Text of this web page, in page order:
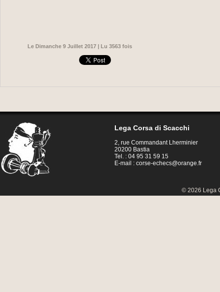
Le Dimanche 9 Juillet 2017 | Lu 3563 fois
Lega Corsa di Scacchi
2, rue Commandant Lherminier
20200 Bastia
Tel. : 04 95 31 59 15
E-mail :corse-echecs@orange.fr
© 2026 Lega